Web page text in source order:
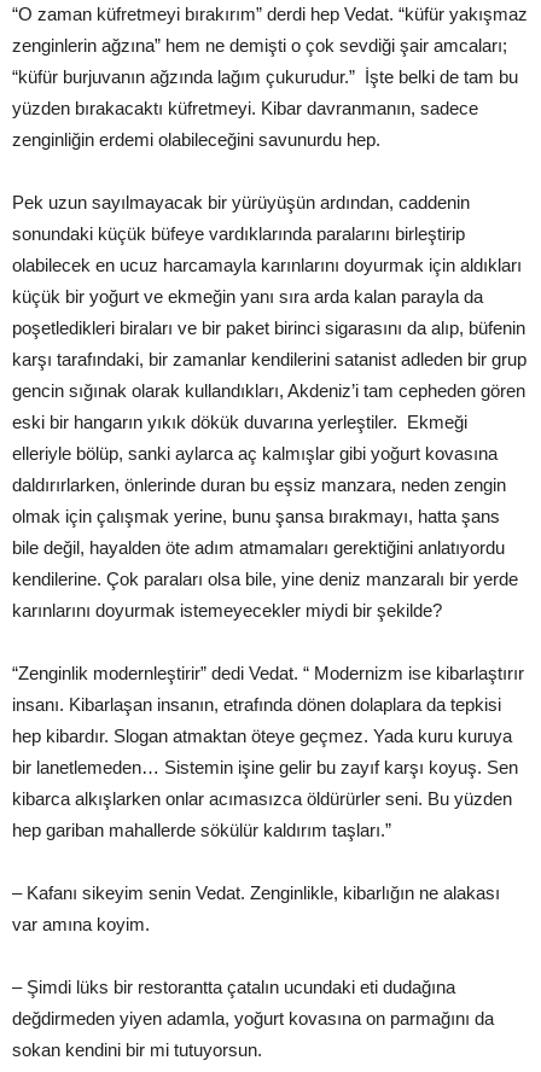
“O zaman küfretmeyi bırakırım” derdi hep Vedat. “küfür yakışmaz
zenginlerin ağzına” hem ne demişti o çok sevdiği şair amcaları;
“küfür burjuvanın ağzında lağım çukurudur.” İşte belki de tam bu
yüzden bırakacaktı küfretmeyi. Kibar davranmanın, sadece
zenginliğin erdemi olabileceğini savunurdu hep.
Pek uzun sayılmayacak bir yürüyüşün ardından, caddenin
sonundaki küçük büfeye vardıklarında paralarını birleştirip
olabilecek en ucuz harcamayla karınlarını doyurmak için aldıkları
küçük bir yoğurt ve ekmeğin yanı sıra arda kalan parayla da
poşetledikleri biraları ve bir paket birinci sigarasını da alıp, büfenin
karşı tarafındaki, bir zamanlar kendilerini satanist adleden bir grup
gencin sığınak olarak kullandıkları, Akdeniz’i tam cepheden gören
eski bir hangarın yıkık dökük duvarına yerleştiler. Ekmeği
elleriyle bölüp, sanki aylarca aç kalmışlar gibi yoğurt kovasına
daldırırlarken, önlerinde duran bu eşsiz manzara, neden zengin
olmak için çalışmak yerine, bunu şansa bırakmayı, hatta şans
bile değil, hayalden öte adım atmamaları gerektiğini anlatıyordu
kendilerine. Çok paraları olsa bile, yine deniz manzaralı bir yerde
karınlarını doyurmak istemeyecekler miydi bir şekilde?
“Zenginlik modernleştirir” dedi Vedat. “ Modernizm ise kibarlaştırır
insanı. Kibarlaşan insanın, etrafında dönen dolaplara da tepkisi
hep kibardır. Slogan atmaktan öteye geçmez. Yada kuru kuruya
bir lanetlemeden… Sistemin işine gelir bu zayıf karşı koyuş. Sen
kibarca alkışlarken onlar acımasızca öldürürler seni. Bu yüzden
hep gariban mahallerde sökülür kaldırım taşları.”
– Kafanı sikeyim senin Vedat. Zenginlikle, kibarlığın ne alakası
var amına koyim.
– Şimdi lüks bir restorantta çatalın ucundaki eti dudağına
değdirmeden yiyen adamla, yoğurt kovasına on parmağını da
sokan kendini bir mi tutuyorsun.